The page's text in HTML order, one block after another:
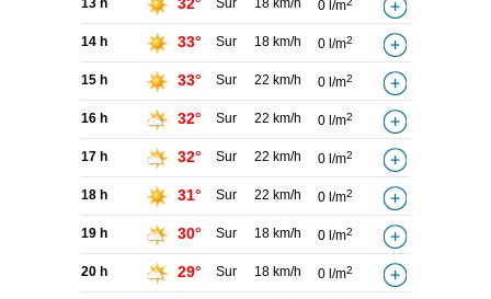
13 h 32° Sur 18 km/h 0 l/m
14 h 33° Sur 18 km/h 0 l/m2
15 h 33° Sur 22 km/h 0 l/m2
16 h 32° Sur 22 km/h 0 l/m2
17 h 32° Sur 22 km/h 0 l/m2
18 h 31° Sur 22 km/h 0 l/m2
19 h 30° Sur 18 km/h 0 l/m2
20 h 29° Sur 18 km/h 0 l/m2